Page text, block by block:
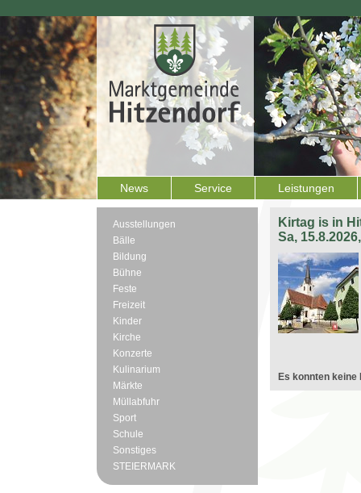
News Service Leistungen
Ausstellungen
Bälle
Bildung
Bühne
Feste
Freizeit
Kinder
Kirche
Konzerte
Kulinarium
Märkte
Müllabfuhr
Sport
Schule
Sonstiges
STEIERMARK
Kirtag is in
Sa,
Es konnten keine